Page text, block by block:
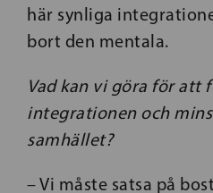
här synliga
bort den mentala.
Vad kan vi göra för att
integrationen och
samhället?
– Vi måste satsa på